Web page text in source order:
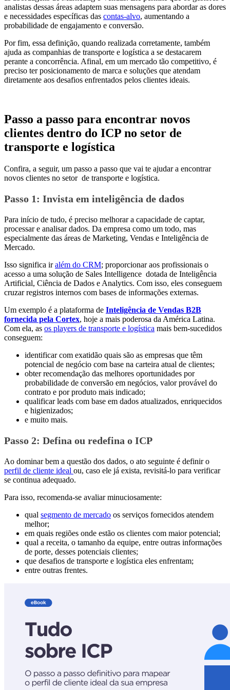
analistas dessas áreas adaptem suas mensagens para abordar as dores
e necessidades específicas das contas-alvo, aumentando a
probabilidade de engajamento e conversão.
Por fim, essa definição, quando realizada corretamente, também
ajuda as companhias de transporte e logística a se destacarem
perante a concorrência. Afinal, em um mercado tão competitivo, é
preciso ter posicionamento de marca e soluções que atendam
diretamente aos desafios enfrentados pelos clientes ideais.
Passo a passo para encontrar novos
clientes dentro do ICP no setor de
transporte e logística
Confira, a seguir, um passo a passo que vai te ajudar a encontrar
novos clientes no setor de transporte e logística.
Passo 1: Invista em inteligência de dados
Para início de tudo, é preciso melhorar a capacidade de captar,
processar e analisar dados. Da empresa como um todo, mas
especialmente das áreas de Marketing, Vendas e Inteligência de
Mercado.
Isso significa iralém do CRM; proporcionar aos profissionais o
acesso a uma solução de Sales Intelligence dotada de Inteligência
Artificial, Ciência de Dados e Analytics. Com isso, eles conseguem
cruzar registros internos com bases de informações externas.
Um exemplo é a plataforma de Inteligência de Vendas B2B
fornecida pela Cortex, hoje a mais poderosa da América Latina.
Com ela, as os players de transporte e logística mais bem-sucedidos
conseguem:
identificar com exatidão quais são as empresas que têm
potencial de negócio com base na carteira atual de clientes;
obter recomendação das melhores oportunidades por
probabilidade de conversão em negócios, valor provável do
contrato e por produto mais indicado;
qualificar leads com base em dados atualizados, enriquecidos
e higienizados;
e muito mais.
Passo 2: Defina ou redefina o ICP
Ao dominar bem a questão dos dados, o ato seguinte é definir o
perfil de cliente ideal ou, caso ele já exista, revisitá-lo para verificar
se continua adequado.
Para isso, recomenda-se avaliar minuciosamente:
qual segmento de mercado os serviços fornecidos atendem
melhor;
em quais regiões onde estão os clientes com maior potencial;
qual a receita, o tamanho da equipe, entre outras informações
de porte, desses potenciais clientes;
que desafios de transporte e logística eles enfrentam;
entre outras frentes.